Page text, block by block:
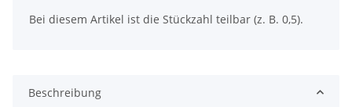
Bei diesem Artikel ist die Stückzahl teilbar (z. B. 0,5).
Beschreibung